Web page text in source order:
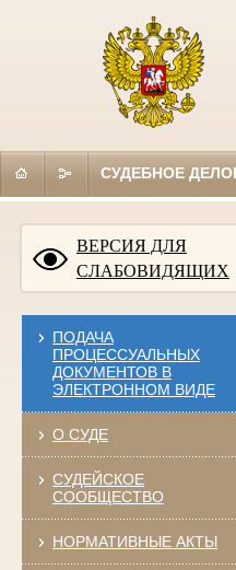
СУДЕБНОЕ
ВЕРСИЯ ДЛЯ
СЛАБОВИДЯЩИХ
ПОДАЧА
ПРОЦЕССУАЛЬНЫХ
ДОКУМЕНТОВ В
ЭЛЕКТРОННОМ ВИДЕ
О СУДЕ
СУДЕЙСКОЕ
СООБЩЕСТВО
НОРМАТИВНЫЕ АКТЫ